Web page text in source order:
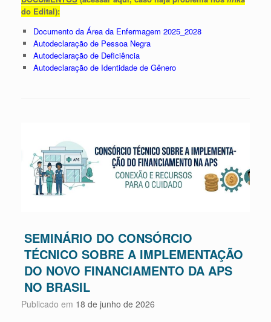
do Edital):
Documento da Área da Enfermagem 2025_2028
Autodeclaração de Pessoa Negra
Autodeclaração de Deficiência
Autodeclaração de Identidade de Gênero
SEMINÁRIO DO CONSÓRCIO
TÉCNICO SOBRE A IMPLEMENTAÇÃO
DO NOVO FINANCIAMENTO DA APS
NO BRASIL
Publicado em 18 de junho de 2026